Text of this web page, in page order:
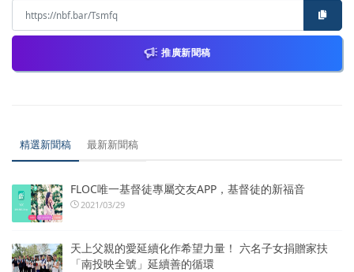
推廣新聞稿
精選新聞稿 最新新聞稿
FLOC唯一基督徒專屬交友APP，基督徒的新福音
2021/03/29
天上父親的愛延續化作希望力量！ 六名子女捐贈家扶
「南投映全號」延續善的循環